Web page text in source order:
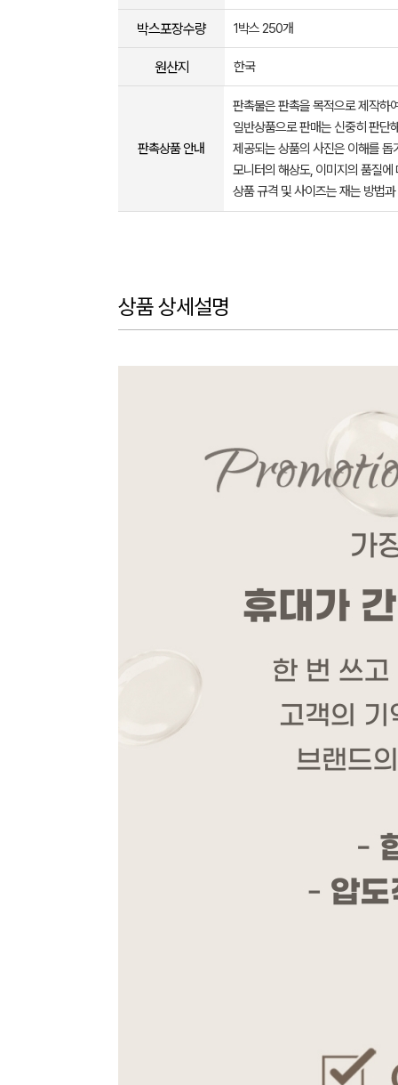
박스포장수량 1박스 250개
원산지 한국
판촉상품 안내
판촉물은 판촉을 목적으로 제작하
일반상품으로 판매는 신중히 판단
제공되는 상품의 사진은 이해를
모니터의 해상도, 이미지의 품질
상품 규격 및 사이즈는 재는 방법
상품 상세설명